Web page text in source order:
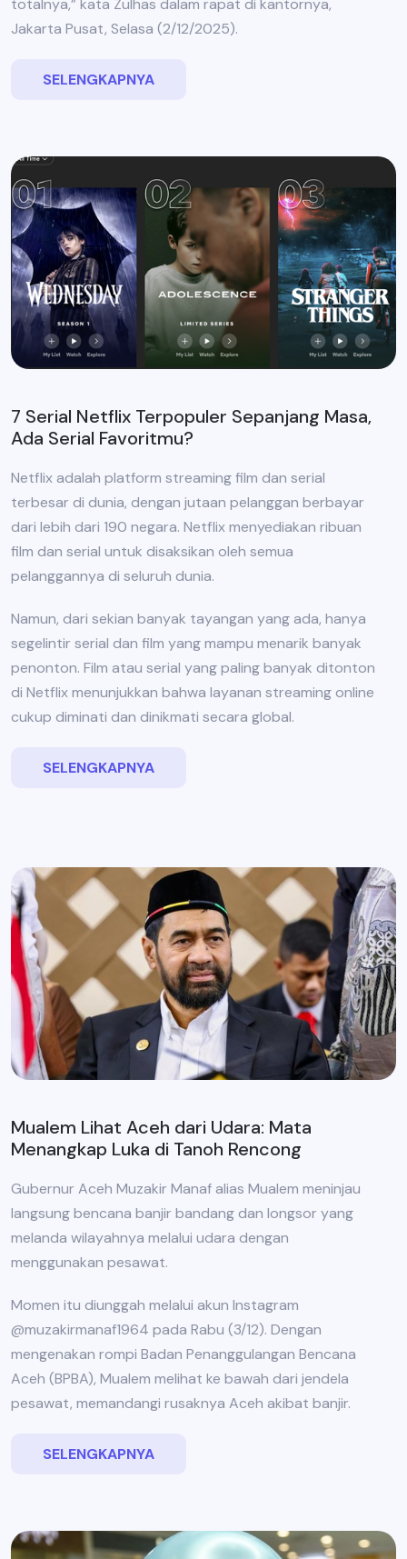
totalnya,” kata Zulhas dalam rapat di kantornya,
Jakarta Pusat, Selasa (2/12/2025).
SELENGKAPNYA
7 Serial Netflix Terpopuler Sepanjang Masa,
Ada Serial Favoritmu?
Netflix adalah platform streaming film dan serial
terbesar di dunia, dengan jutaan pelanggan berbayar
dari lebih dari 190 negara. Netflix menyediakan ribuan
film dan serial untuk disaksikan oleh semua
pelanggannya di seluruh dunia.
Namun, dari sekian banyak tayangan yang ada, hanya
segelintir serial dan film yang mampu menarik banyak
penonton. Film atau serial yang paling banyak ditonton
di Netflix menunjukkan bahwa layanan streaming online
cukup diminati dan dinikmati secara global.
SELENGKAPNYA
Mualem Lihat Aceh dari Udara: Mata
Menangkap Luka di Tanoh Rencong
Gubernur Aceh Muzakir Manaf alias Mualem meninjau
langsung bencana banjir bandang dan longsor yang
melanda wilayahnya melalui udara dengan
menggunakan pesawat.
Momen itu diunggah melalui akun Instagram
@muzakirmanaf1964 pada Rabu (3/12). Dengan
mengenakan rompi Badan Penanggulangan Bencana
Aceh (BPBA), Mualem melihat ke bawah dari jendela
pesawat, memandangi rusaknya Aceh akibat banjir.
SELENGKAPNYA